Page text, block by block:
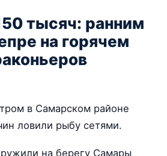
тысяч: ранним
на горячем
в Самарском районе
ловили рыбу сетями.
на берегу Самары